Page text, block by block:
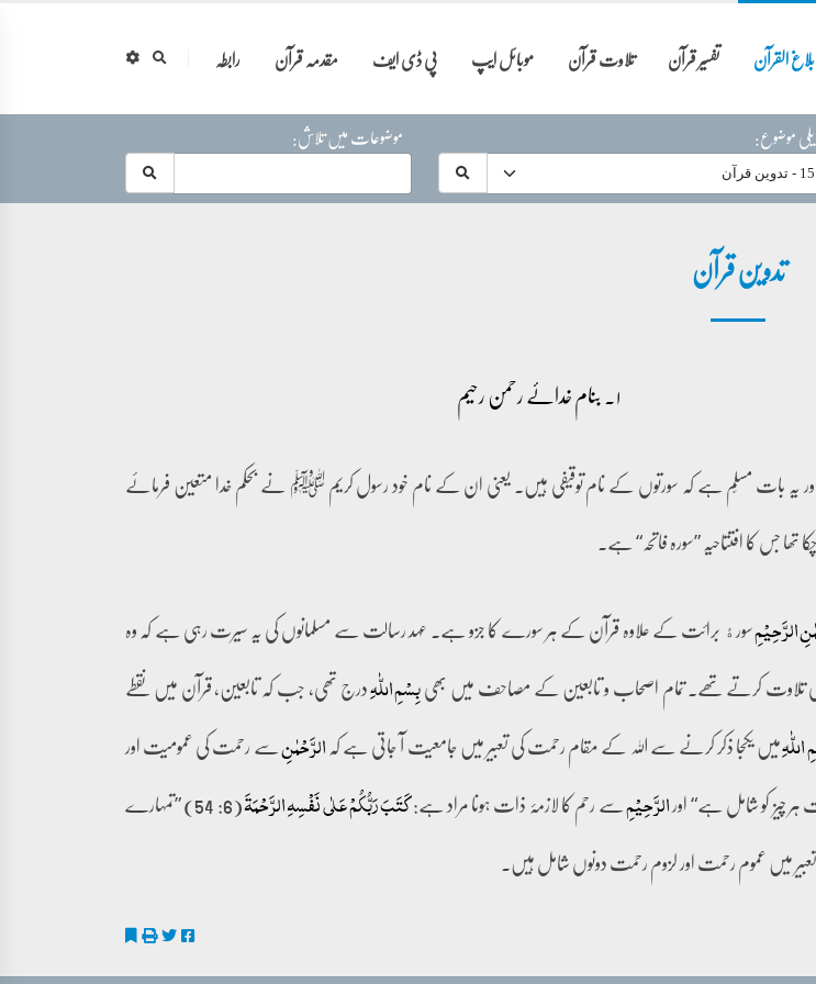
بلاغ القرآن تفسیر قرآن تلاوت قرآن موبائل ایپ پی ڈی ایف مقدمہ قرآن
رابطہ
موضوع: موضوعات میں تلاش:
تدوین قرآن
۱۔ بنام خدائے رحمن رحیم
اور یہ بات مسلّم ہے کہ سورتوں کے نام توقیفی ہیں۔ یعنی ان کے نام خود رسول کریم ﷺ نے بحکم خدا متعین فرمائے
جس کا افتتاحیہ ”سورہ فاتحہ“ ہے۔
الرَّحِیۡمِسورﮤ برائت کے علاوہ قرآن کے ہر سورے کا جزو ہے۔ عہد رسالت سے مسلمانوں کی یہ سیرت رہی ہے کہ وہ
تلاوت کرتے تھے۔ تمام اصحاب و تابعین کے مصاحف میں بھیبِسۡمِ اللّٰہِدرج تھی، جب کہ تابعین، قرآن میں نقطے
میں یکجا ذکر کرنے سے اللہ کے مقام رحمت کی تعبیر میں جامعیت آ جاتی ہے کہالرَّحۡمٰنِسے رحمت کی عمومیت اور
الرَّحِیۡمِسے رحم کا لازمۂ ذات ہونا مراد ہے:کَتَبَ رَبُّکُمۡ عَلٰی نَفۡسِہِ الرَّحۡمَۃَ
(6: 54) ”تمہارے
میں عموم رحمت اور لزوم رحمت دونوں شامل ہیں۔